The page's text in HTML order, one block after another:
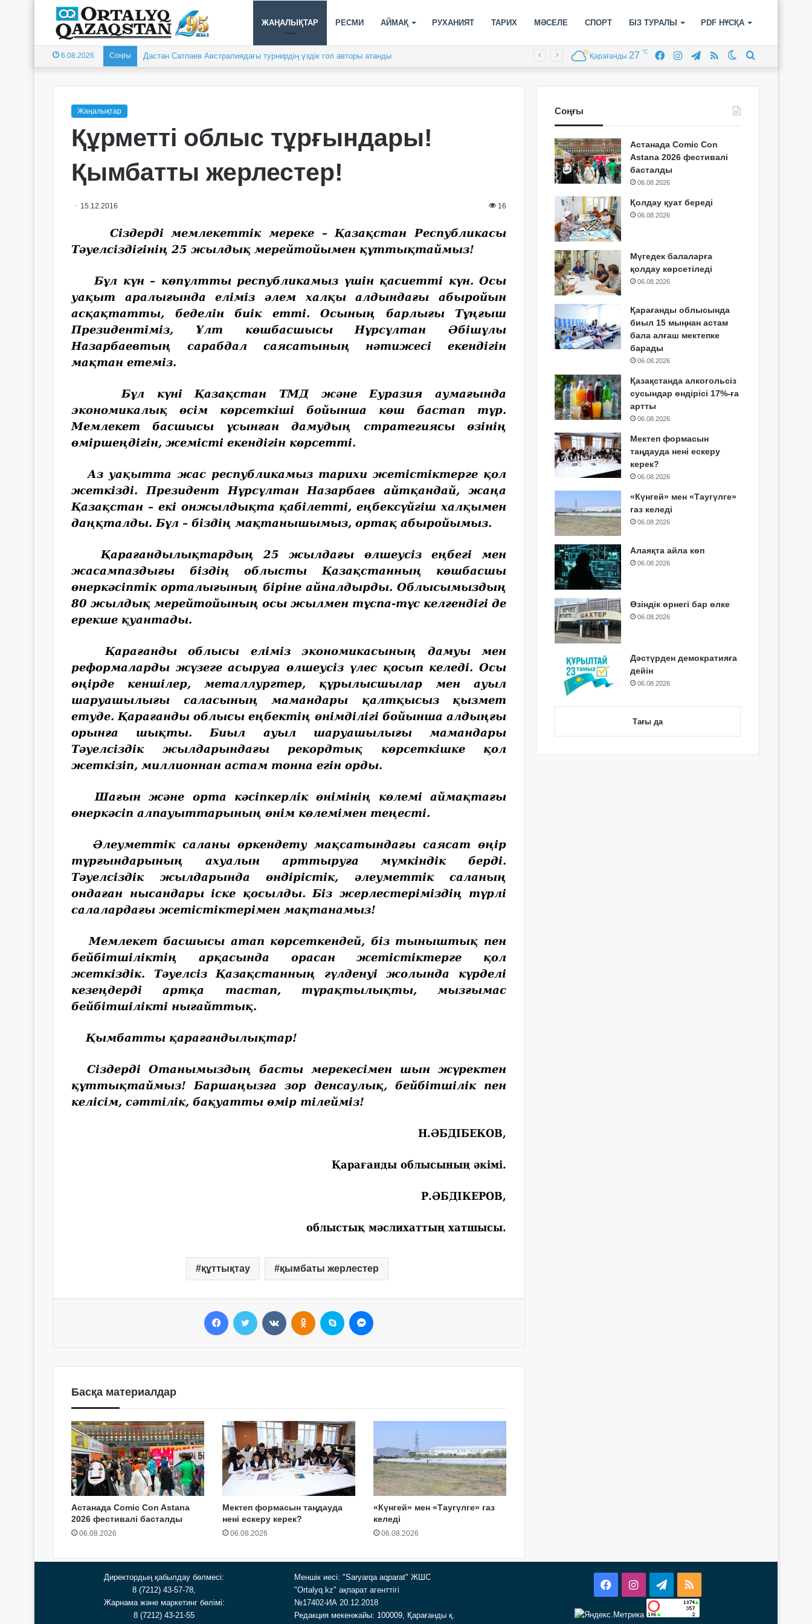
ЖАҢАЛЫҚТАР РЕСМИ АЙМАҚ РУХАНИЯТ ТАРИХ МӘСЕЛЕ СПОРТ БІЗ ТУРАЛЫ PDF НҰСҚА
6.08.2026 Соңғы Дастан Сатпаев Австралиядағы турнирдің үздік гол авторы атанды Switch
RSS
Telegram
Instagram
Facebook
Қарағанды 27 ℃
Жаңалықтар
Құрметті облыс тұрғындары!
Қымбатты жерлестер!
15.12.2016 16
Сіздерді мемлекеттік мереке – Қазақстан Республикасы
Тәуелсіздігінің 25 жылдық мерейтойымен құттықтаймыз!
Бұл күн – көпұлтты республикамыз үшін қасиетті күн. Осы
уақыт аралығында еліміз әлем халқы алдындағы абыройын
асқақтатты, беделін биік етті. Осының барлығы Тұңғыш
Президентіміз, Ұлт көшбасшысы Нұрсұлтан Әбішұлы
Назарбаевтың сарабдал саясатының нәтижесі екендігін
мақтан етеміз.
Бұл күні Қазақстан ТМД және Еуразия аумағында
экономикалық өсім көрсеткіші бойынша көш бастап тұр.
Мемлекет басшысы ұсынған дамудың стратегиясы өзінің
өміршеңдігін, жемісті екендігін көрсетті.
Аз уақытта жас республикамыз тарихи жетістіктерге қол
жеткізді. Президент Нұрсұлтан Назарбаев айтқандай, жаңа
Қазақстан – екі онжылдықта қабілетті, еңбексүйгіш халқымен
даңқталды. Бұл – біздің мақтанышымыз, ортақ абыройымыз.
Қарағандылықтардың 25 жылдағы өлшеусіз еңбегі мен
жасампаздығы біздің облысты Қазақстанның көшбасшы
өнеркәсіптік орталығының біріне айналдырды. Облысымыздың
80 жылдық мерейтойының осы жылмен тұспа-тұс келгендігі де
ерекше қуантады.
Қарағанды облысы еліміз экономикасының дамуы мен
реформаларды жүзеге асыруға өлшеусіз үлес қосып келеді. Осы
өңірде кеншілер, металлургтер, құрылысшылар мен ауыл
шаруашылығы саласының мамандары қалтқысыз қызмет
етуде. Қарағанды облысы еңбектің өнімділігі бойынша алдыңғы
орынға шықты. Биыл ауыл шаруашылығы мамандары
Тәуелсіздік жылдарындағы рекордтық көрсеткішке қол
жеткізіп, миллионнан астам тонна егін орды.
Шағын және орта кәсіпкерлік өнімінің көлемі аймақ­тағы
өнеркәсіп алпауыттарының өнім көлемімен теңес­ті.
Әлеуметтік саланы өркендету мақсатындағы саясат өңір
тұрғындарының ахуалын арттыруға мүмкіндік берді.
Тәуелсіздік жылдарында өндірістік, әлеуметтік саланың
ондаған нысандары іске қосылды. Біз жерлестеріміздің түрлі
салалардағы жетістіктерімен мақтанамыз!
Мемлекет басшысы атап көрсеткендей, біз тыныш­тық пен
бейбітшіліктің арқасында орасан жетіс­тік­терге қол
жеткіздік. Тәуелсіз Қазақстанның гүлденуі жолында күрделі
кезеңдерді артқа тастап, тұрақтылықты, мызғымас
бейбітшілікті нығайттық.
Қымбатты қарағандылықтар!
Сіздерді Отанымыздың басты мерекесімен шын жүректен
құттықтаймыз! Баршаңызға зор денсаулық, бейбітшілік пен
келісім, сәттілік, бақуатты өмір тілейміз!
Н.ӘБДІБЕКОВ,
Қарағанды облысының әкімі.
Р.ӘБДІКЕРОВ,
облыстық мәслихаттың хатшысы.
құттықтау қымбаты жерлестер
Басқа материалдар
Астанада Comic Con Astana
2026 фестивалі басталды
06.08.2026
Мектеп формасын таңдауда
нені ескеру керек?
06.08.2026
«Күнгей» мен «Таугүлге» газ
келеді
06.08.2026
Соңғы
Астанада Comic Con
Astana 2026 фестивалі
басталды
06.08.2026
Қолдау қуат береді
06.08.2026
Мүгедек балаларға
қолдау көрсетіледі
06.08.2026
Қарағанды облысында
биыл 15 мыңнан астам
бала алғаш мектепке
барады
06.08.2026
Қазақстанда алкогольсіз
сусындар өндірісі 17%-ға
артты
06.08.2026
Мектеп формасын
таңдауда нені ескеру
керек?
06.08.2026
«Күнгей» мен «Таугүлге»
газ келеді
06.08.2026
Алаяқта айла көп
06.08.2026
Өзіндік өрнегі бар өлке
06.08.2026
Дәстүрден демократияға
дейін
06.08.2026
Тағы да
Директордың қабылдау бөлмесі:
8 (7212) 43-57-78,
Жарнама және маркетинг бөлімі:
8 (7212) 43-21-55
Меншік иесі: "Saryarqa aqparat" ЖШС
"Ortalyq.kz" ақпарат агенттігі
№17402-ИА 20.12.2018
Редакция мекенжайы: 100009, Қарағанды қ.
FacebookInstagramTelegram
RSS